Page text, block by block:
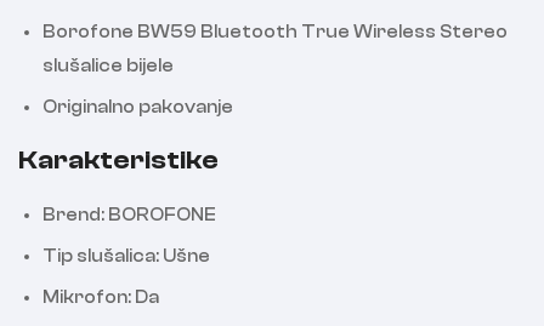
Borofone BW59 Bluetooth True Wireless Stereo
slušalice bijele
Originalno pakovanje
Karakteristike
Brend: BOROFONE
Tip slušalica: Ušne
Mikrofon: Da